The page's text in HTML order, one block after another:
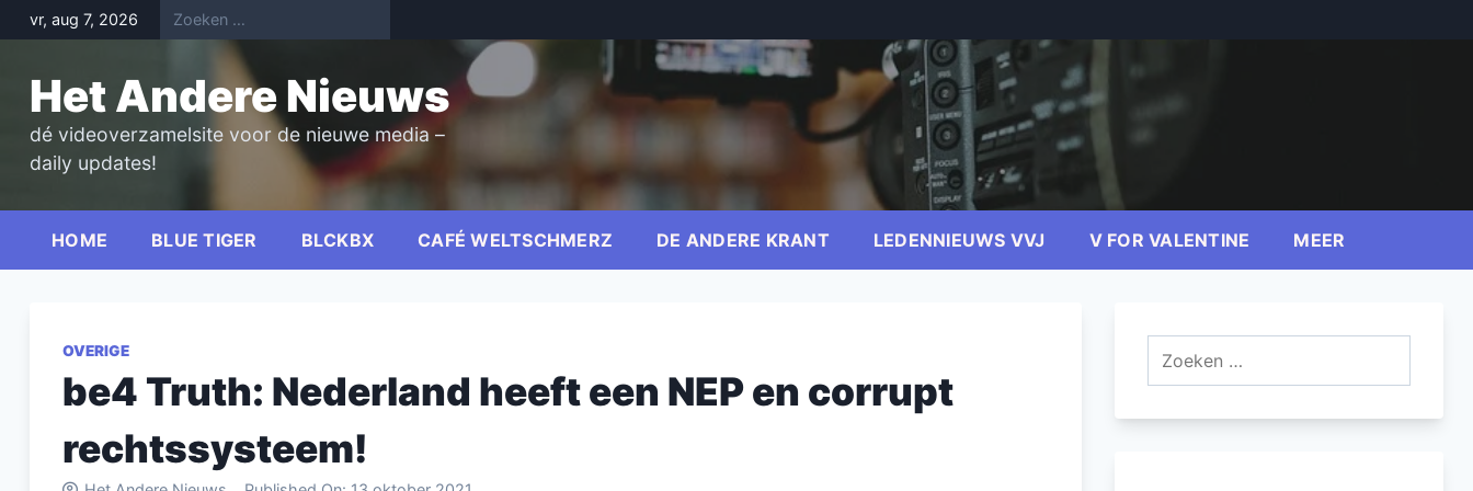
Skip
to
vr, aug 7, 2026
Het Andere Nieuws
dé videoverzamelsite voor de nieuwe media –
daily updates!
HOME BLUE TIGER BLCKBX CAFÉ WELTSCHMERZ DE ANDERE KRANT LEDENNIEUWS VVJ V FOR VALENTINE MEER
OVERIGE
be4 Truth: Nederland heeft een NEP en corrupt
rechtssysteem!